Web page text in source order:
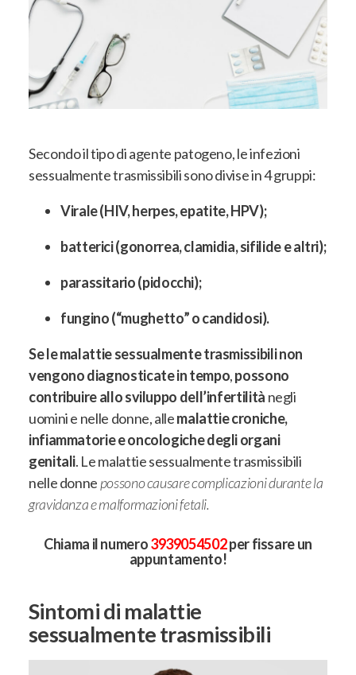
Secondo il tipo di agente patogeno, le infezioni
sessualmente trasmissibili sono divise in 4 gruppi:
Virale (HIV, herpes, epatite, HPV);
batterici (gonorrea, clamidia, sifilide e altri);
parassitario (pidocchi);
fungino (“mughetto” o candidosi).
Se le malattie sessualmente trasmissibili non
vengono diagnosticate in tempo,possono
contribuire allo sviluppo dell’infertilità negli
uomini e nelle donne, allemalattie croniche,
infiammatorie e oncologiche degli organi
genitali. Le malattie sessualmente trasmissibili
nelle donne possono causare complicazioni durante la
gravidanza e malformazioni fetali.
Chiama il numero3939054502per fissare un
appuntamento!
Sintomi di malattie
sessualmente trasmissibili